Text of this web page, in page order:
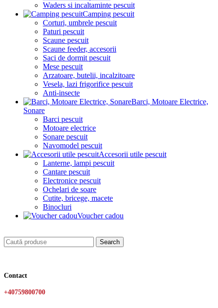
Waders si incaltaminte pescuit
Camping pescuit
Corturi, umbrele pescuit
Paturi pescuit
Scaune pescuit
Scaune feeder, accesorii
Saci de dormit pescuit
Mese pescuit
Arzatoare, butelii, incalzitoare
Vesela, lazi frigorifice pescuit
Anti-insecte
Barci, Motoare Electrice,
Sonare
Barci pescuit
Motoare electrice
Sonare pescuit
Navomodel pescuit
Accesorii utile pescuit
Lanterne, lampi pescuit
Cantare pescuit
Electronice pescuit
Ochelari de soare
Cutite, bricege, macete
Binocluri
Voucher cadou
Search
Contact
+40759800700